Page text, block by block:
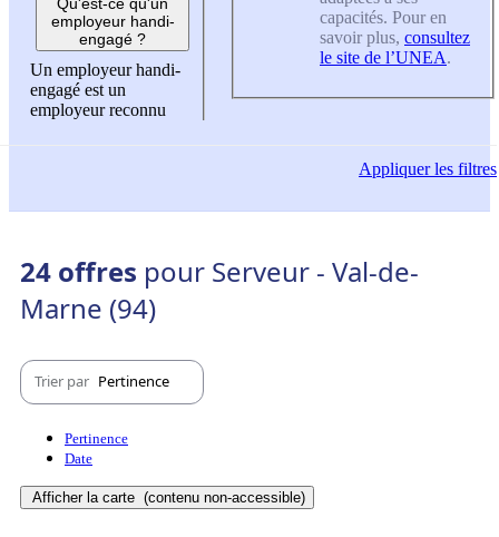
Qu'est-ce qu'un
employeur handi-
engagé ?
Un employeur handi-
engagé est un
employeur reconnu
capacités. Pour en
savoir plus, consultez
le site de l’UNEA.
Appliquerles filtres
24 offres pour Serveur - Val-de-
Marne (94)
Trier par Pertinence
Pertinence
Date
Afficher la carte (contenu non-accessible)